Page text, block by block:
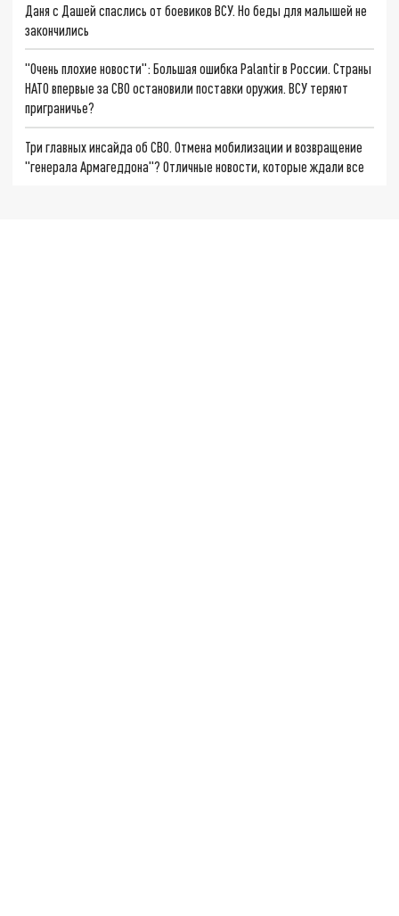
Даня с Дашей спаслись от боевиков ВСУ. Но беды для малышей не
закончились
"Очень плохие новости": Большая ошибка Palantir в России. Страны
НАТО впервые за СВО остановили поставки оружия. ВСУ теряют
приграничье?
Три главных инсайда об СВО. Отмена мобилизации и возвращение
"генерала Армагеддона"? Отличные новости, которые ждали все